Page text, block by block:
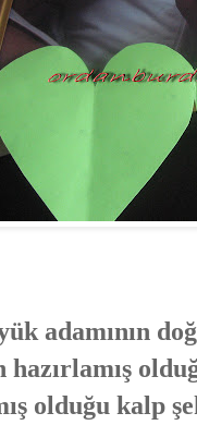
adamının
hazırlamış
olduğu kalp